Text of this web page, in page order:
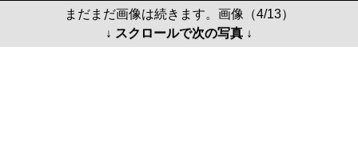
まだまだ画像は続きます。画像（4/13）
↓ スクロールで次の写真 ↓